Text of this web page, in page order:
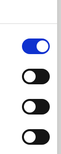
Attivo
06-12
AB
in